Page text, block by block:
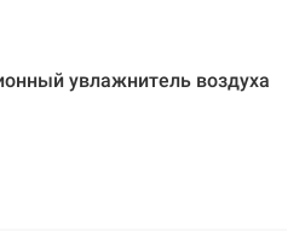
увлажнитель воздуха